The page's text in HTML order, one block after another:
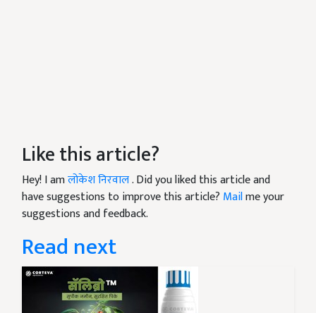
Like this article?
Hey! I amलोकेश निरवाल. Did you liked this article and
have suggestions to improve this article? Mailme your
suggestions and feedback.
Read next